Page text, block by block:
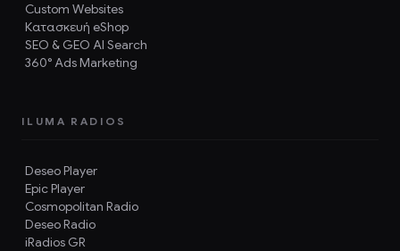
Custom Websites
Κατασκευή eShop
SEO & GEO AI Search
360° Ads Marketing
ILUMA RADIOS
Deseo Player
Epic Player
Cosmopolitan Radio
Deseo Radio
iRadios GR